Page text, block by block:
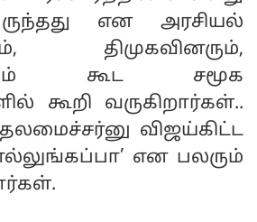
என அரசியல்
திமுகவினரும்,
கூட சமூக
கூறி வருகிறார்கள்..
விஜய்கிட்ட
என பலரும்